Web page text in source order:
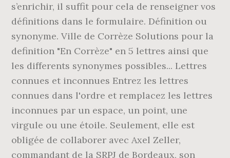
s’enrichir, il suffit pour cela de renseigner vos
définitions dans le formulaire. Définition ou
synonyme. Ville de Corrèze Solutions pour la
definition "En Corrèze" en 5 lettres ainsi que
les differents synonymes possibles... Lettres
connues et inconnues Entrez les lettres
connues dans l'ordre et remplacez les lettres
inconnues par un espace, un point, une
virgule ou une étoile. Seulement, elle est
obligée de collaborer avec Axel Zeller,
commandant de la SRPJ de Bordeaux, son